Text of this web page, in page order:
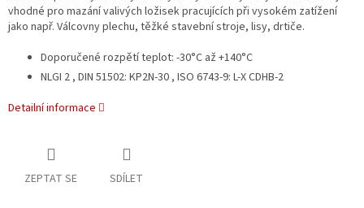
vhodné pro mazání valivých ložisek pracujících při vysokém zatížení
jako např. Válcovny plechu, těžké stavební stroje, lisy, drtiče.
Doporučené rozpětí teplot: -30°C až +140°C
NLGI 2 , DIN 51502: KP2N-30 , ISO 6743-9: L-X CDHB-2
Detailní informace
ZEPTAT SE SDÍLET